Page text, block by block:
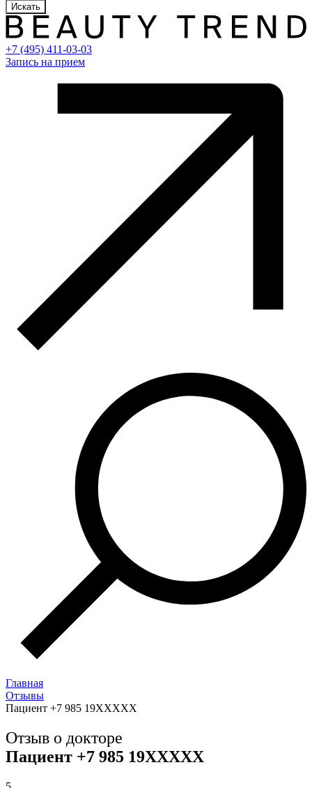
Искать
+7 (495) 411-03-03
Запись на прием
Главная
Отзывы
Пациент +7 985 19XXXXX
Отзыв о докторе
Пациент +7 985 19XXXXX